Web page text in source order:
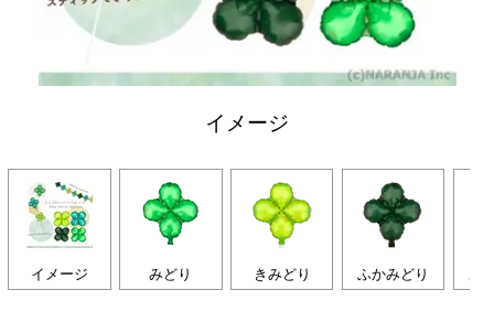
イメージ
イメージ みどり きみどり ふかみどり あ